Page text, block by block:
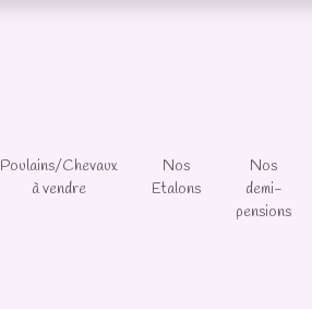
Poulains/Chevaux
à vendre
Nos
Etalons
Nos
demi-
pensions